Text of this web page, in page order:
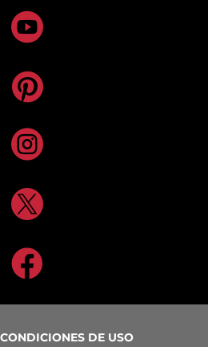





DE USO